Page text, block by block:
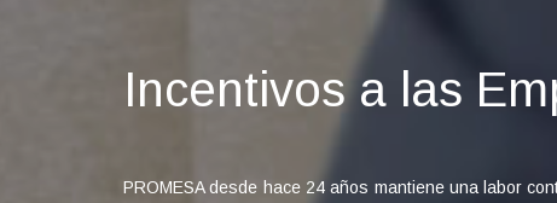
Incentivos a las
PROMESA desde hace 24 años mantiene una labor